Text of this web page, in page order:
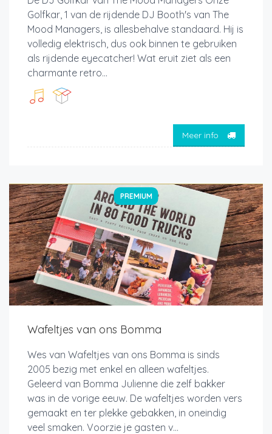
Golfkar, 1 van de rijdende DJ Booth's van The
Mood Managers, is allesbehalve standaard. Hij is
volledig elektrisch, dus ook binnen te gebruiken
als rijdende eyecatcher! Wat eruit ziet als een
charmante retro...
Meer info
PREMIUM
Wafeltjes van ons Bomma
Wes van Wafeltjes van ons Bomma is sinds
2005 bezig met enkel en alleen wafeltjes.
Geleerd van Bomma Julienne die zelf bakker
was in de vorige eeuw. De wafeltjes worden vers
gemaakt en ter plekke gebakken, in oneindig
veel smaken. Voorzie je gasten v...